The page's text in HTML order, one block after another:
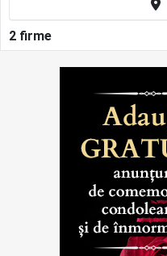
2 firme